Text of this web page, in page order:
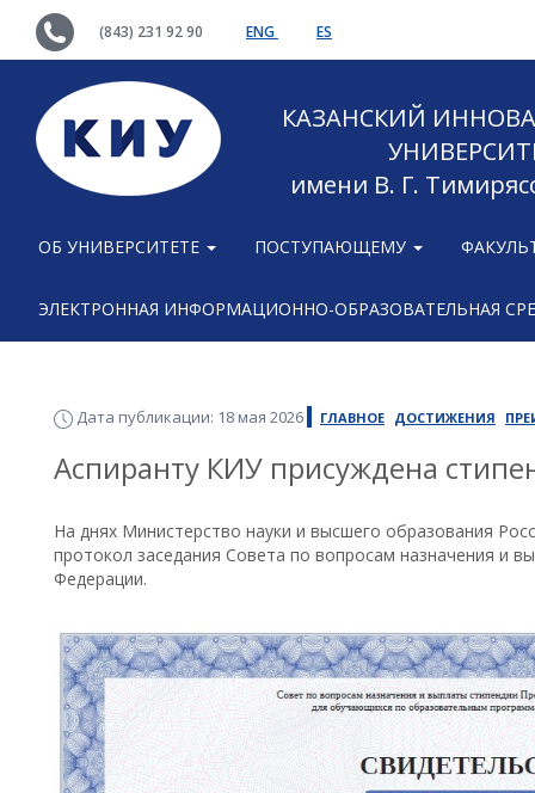
(843) 231 92 90 ENG ES
КАЗАНСКИЙ
имени В. Г.
ОБ УНИВЕРСИТЕТЕ ПОСТУПАЮЩЕМУ
ЭЛЕКТРОННАЯ ИНФОРМАЦИОННО-ОБРАЗОВАТЕЛЬНАЯ
Дата публикации: 18 мая 2026 ГЛАВНОЕ ДОСТИЖЕНИЯ
Аспиранту КИУ присуждена
На днях Министерство науки и высшего образования
протокол заседания Совета по вопросам назначения и
Федерации.